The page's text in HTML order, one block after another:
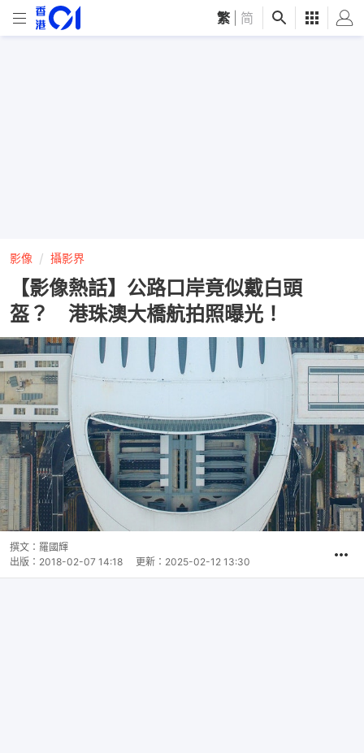
繁 简
影像 攝影界
【影像熱話】公路口岸竟似戴白頭
盔？ 港珠澳大橋航拍照曝光！
撰文： 羅國輝
出版： 2018-02-07 14:18 更新： 2025-02-12 13:30